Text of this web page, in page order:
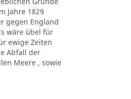
Jahre 1829
gegen England
wäre übel für
ewige Zeiten
Abfall der
Meere , sowie